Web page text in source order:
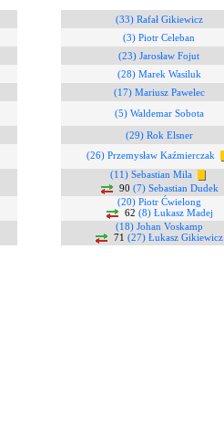
(33) Rafał Gikiewicz
(3) Piotr Celeban
(23) Jarosław Fojut
(28) Marek Wasiluk
(17) Mariusz Pawelec
(5) Waldemar Sobota
(29) Rok Elsner
(26) Przemysław Kaźmierczak
(11) Sebastian Mila
90 (7) Sebastian Dudek
(20) Piotr Ćwielong
62 (8) Łukasz Madej
(18) Johan Voskamp
71 (27) Łukasz Gikiewicz